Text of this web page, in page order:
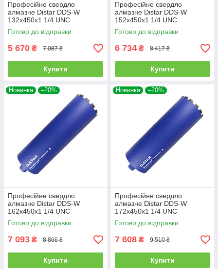
Професійне свердло
алмазне Distar DDS-W
132x450x1 1/4 UNC
Reinforced concrete
(17903094092)
Готово до відправки
5 670 ₴ 7 087 ₴
Купити
Професійне свердло
алмазне Distar DDS-W
152x450x1 1/4 UNC
Reinforced concrete
(17903094094)
Готово до відправки
6 734 ₴ 8 417 ₴
Купити
Новинка –20%
Професійне свердло
алмазне Distar DDS-W
162x450x1 1/4 UNC
Reinforced concrete
(17903094096)
Готово до відправки
7 093 ₴ 8 866 ₴
Купити
Новинка –20%
Професійне свердло
алмазне Distar DDS-W
172x450x1 1/4 UNC
Reinforced concrete
(17903094097)
Готово до відправки
7 608 ₴ 9 510 ₴
Купити